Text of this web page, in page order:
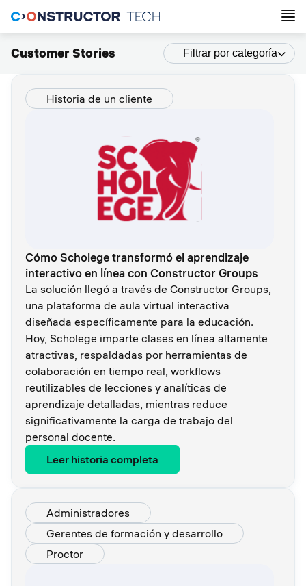
Customer Stories Filtrar por categoría
Historia de un cliente
Cómo Scholege transformó el aprendizaje
interactivo en línea con Constructor Groups
La solución llegó a través de Constructor Groups,
una plataforma de aula virtual interactiva
diseñada específicamente para la educación.
Hoy, Scholege imparte clases en línea altamente
atractivas, respaldadas por herramientas de
colaboración en tiempo real, workflows
reutilizables de lecciones y analíticas de
aprendizaje detalladas, mientras reduce
significativamente la carga de trabajo del
personal docente.
Leer historia completa
Administradores
Gerentes de formación y desarrollo
Proctor